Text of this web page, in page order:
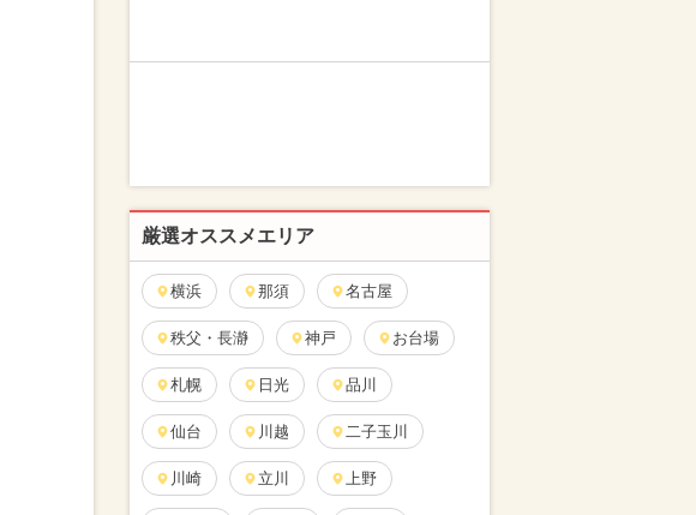
厳選オススメエリア
横浜 那須 名古屋
秩父・長瀞 神戸 お台場
札幌 日光 品川
仙台 川越 二子玉川
川崎 立川 上野